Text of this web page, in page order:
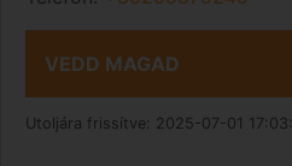
VEDD MAGAD
Utoljára frissítve: 2025-07-01